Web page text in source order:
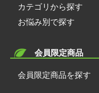
カテゴリから探す
お悩み別で探す
会員限定商品
会員限定商品を探す